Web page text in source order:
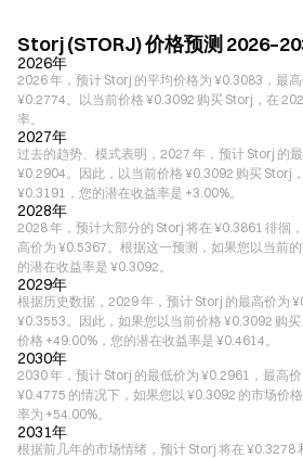
Storj (STORJ) 价格预测
2026年
2026 年，预计 Storj 的平均价格为 ¥0.3083，最
¥0.2774。以当前价格 ¥0.3092 购买 Storj，在
率。
2027年
过去的趋势、模式表明，2027 年，预计 Storj 的
¥0.2904。因此，以当前价格 ¥0.3092 购买 Storj
¥0.3191，您的潜在收益率是 +3.00%。
2028年
2028 年，预计大部分的 Storj 将在 ¥0.3861 徘徊
高价为 ¥0.5367。根据这一预测，如果您以当前
的潜在收益率是 ¥0.3092。
2029年
根据历史数据，2029 年，预计 Storj 的最高价为
¥0.3553。因此，如果您以当前价格 ¥0.3092 购
价格 +49.00%，您的潜在收益率是 ¥0.4614。
2030年
2030 年，预计 Storj 的最低价为 ¥0.2961，最高
¥0.4775 的情况下，如果您以 ¥0.3092 的市场价
率为 +54.00%。
2031年
根据前几年的市场情绪，预计 Storj 将在 ¥0.3278